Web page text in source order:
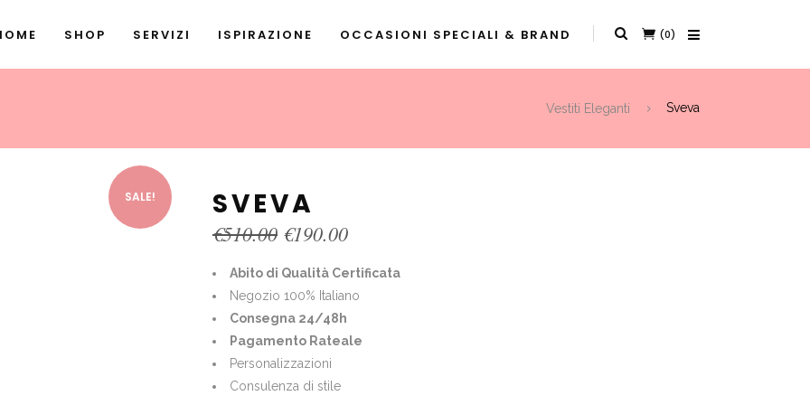
SHOP SERVIZI ISPIRAZIONE OCCASIONI SPECIALI & BRAND (0)
Vestiti Eleganti Sveva
SALE! SVEVA
€510.00 Original
was:
€510.00.
€190.00Current
is:
€190.00.
Abito di Qualità Certificata
Negozio 100% Italiano
Consegna 24/48h
Pagamento Rateale
Personalizzazioni
Consulenza di stile